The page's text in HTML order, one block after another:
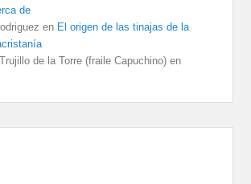
de
en El origen de las tinajas de la
de la Torre (fraile Capuchino) en